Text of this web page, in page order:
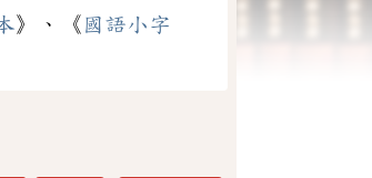
》、《 國語小字